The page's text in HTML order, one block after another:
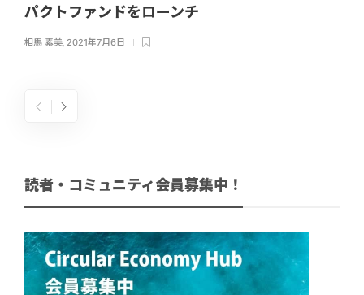
パクトファンドをローンチ
相馬 素美 2021年7月6日
読者・コミュニティ会員募集中！